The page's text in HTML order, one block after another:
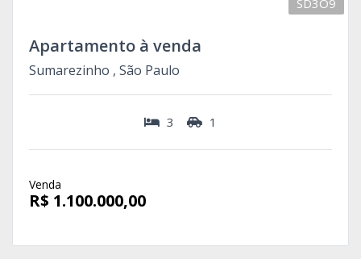
SD3O9
Apartamento à venda
Sumarezinho , São Paulo
3 1
Venda
R$ 1.100.000,00